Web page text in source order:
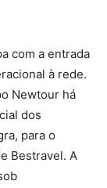
com a entrada
à rede.
Newtour há
dos
para o
Bestravel. A